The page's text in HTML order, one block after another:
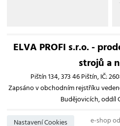
ELVA PROFI s.r.o. -
strojů a
Pištín 134, 373 46 Pištín, IČ:
Zapsáno v obchodním rejstříku
Budějovicích, oddíl
Nastavení Cookies e-shop od